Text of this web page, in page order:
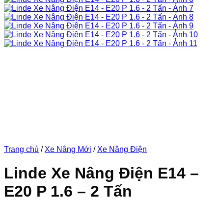
Trang chủ / Xe Nâng Mới / Xe Nâng Điện
Linde Xe Nâng Điện E14 –
E20 P 1.6 – 2 Tấn